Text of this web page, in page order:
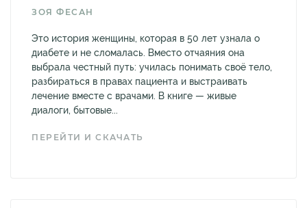
ЗОЯ ФЕСАН
Это история женщины, которая в 50 лет узнала о
диабете и не сломалась. Вместо отчаяния она
выбрала честный путь: училась понимать своё тело,
разбираться в правах пациента и выстраивать
лечение вместе с врачами. В книге — живые
диалоги, бытовые...
ПЕРЕЙТИ И СКАЧАТЬ